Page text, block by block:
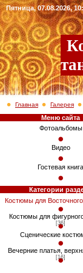
Пятница, 07.08.2026,
Главная Галерея
Меню сайта
Фотоальбомы
Видео
Гостевая книга
Категории
Костюмы для
Костюмы для фигурного
[36]
Сценические
Вечерние платья,
[16]